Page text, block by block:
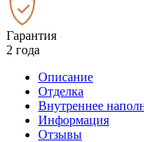
Гарантия
2 года
Описание
Отделка
Внутреннее
Информация
Отзывы